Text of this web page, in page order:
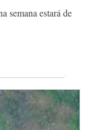
semana estará de